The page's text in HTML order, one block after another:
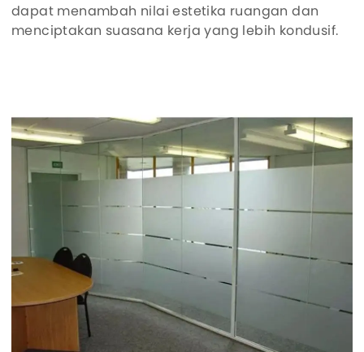
dapat menambah nilai estetika ruangan dan
menciptakan suasana kerja yang lebih kondusif.